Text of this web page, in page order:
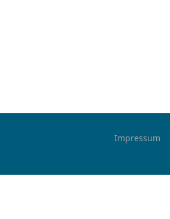
Impressum